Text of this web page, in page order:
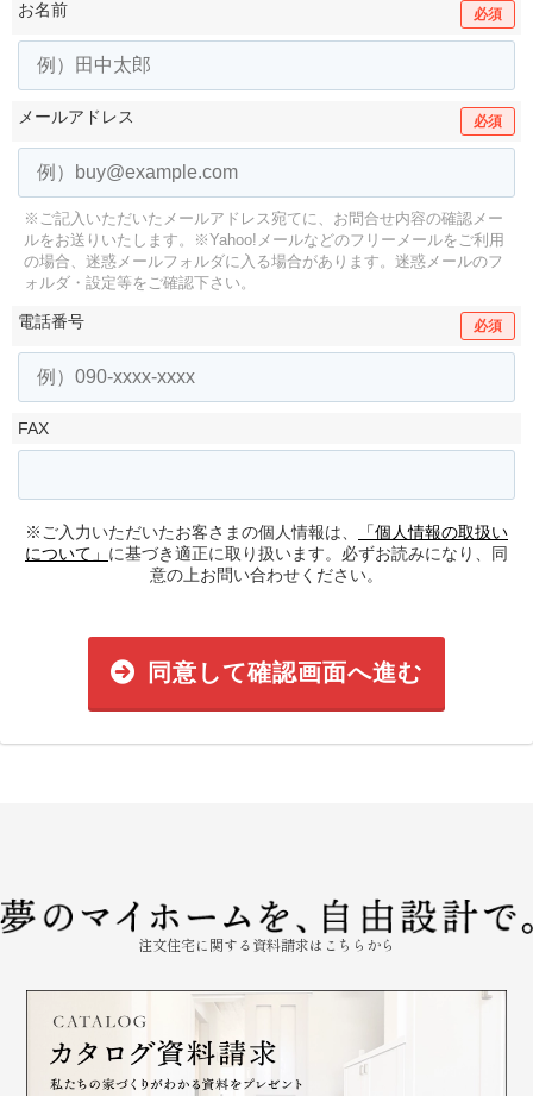
お名前 必須
メールアドレス 必須
※ご記入いただいたメールアドレス宛てに、お問合せ内容の確認メー
ルをお送りいたします。
※Yahoo!メールなどのフリーメールをご利用
の場合、迷惑メールフォルダに入る場合があります。 迷惑メールのフ
ォルダ・設定等をご確認下さい。
電話番号 必須
FAX
※ご入力いただいたお客さまの個人情報は、
「個人情報の取扱い
について」 に基づき適正に取り扱います。必ずお読みになり、同
意の上お問い合わせください。
同意して確認画面へ進む
注文住宅に関する資料請求はこちらから